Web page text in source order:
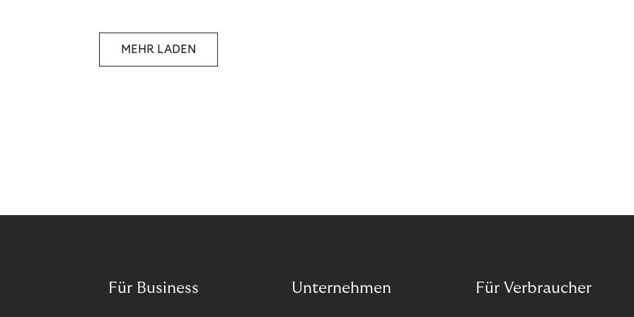
MEHR LADEN
Für Business Unternehmen Für Verbraucher